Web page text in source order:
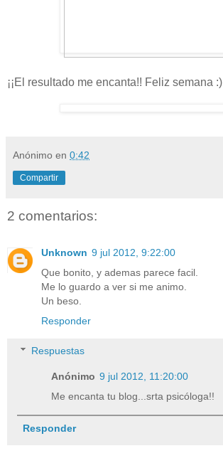
¡¡El resultado me encanta!! Feliz semana :)
Anónimo en 0:42
Compartir
2 comentarios:
Unknown 9 jul 2012, 9:22:00
Que bonito, y ademas parece facil.
Me lo guardo a ver si me animo.
Un beso.
Responder
Respuestas
Anónimo 9 jul 2012, 11:20:00
Me encanta tu blog...srta psicóloga!!
Responder